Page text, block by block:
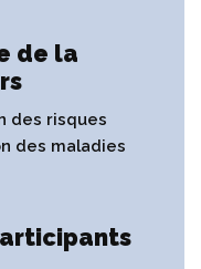
de la
des risques
des maladies